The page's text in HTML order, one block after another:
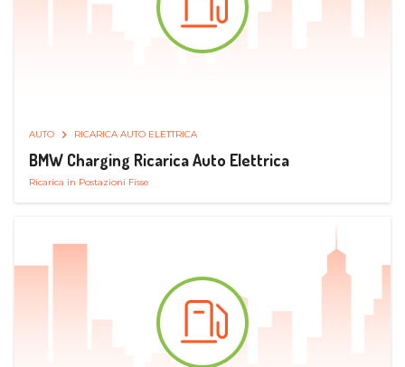
AUTO RICARICA AUTO ELETTRICA
BMW Charging Ricarica Auto Elettrica
Ricarica in Postazioni Fisse